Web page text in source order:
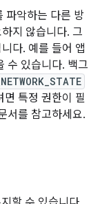
파악하는 다른 방
지 않습니다. 그
다. 예를 들어 앱
수 있습니다. 백그
면 특정 권한이 필
서를 참고하세요.